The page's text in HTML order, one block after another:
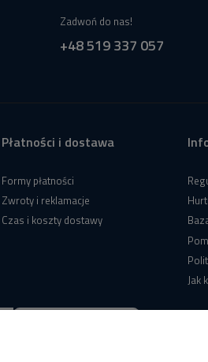
Zadwoń do nas!
+48 519 337 057
Płatności i dostawa
Formy płatności
Zwroty i reklamacje
Czas i koszty dostawy
Jak